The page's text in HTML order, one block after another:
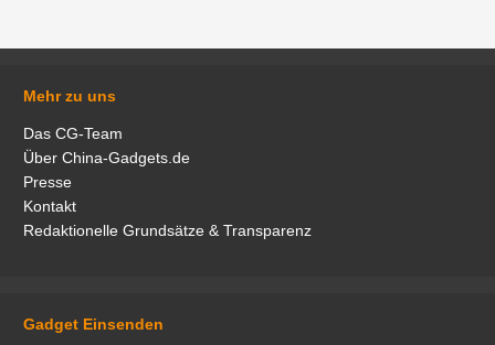
Mehr zu uns
Das CG-Team
Über China-Gadgets.de
Presse
Kontakt
Redaktionelle Grundsätze & Transparenz
Gadget Einsenden